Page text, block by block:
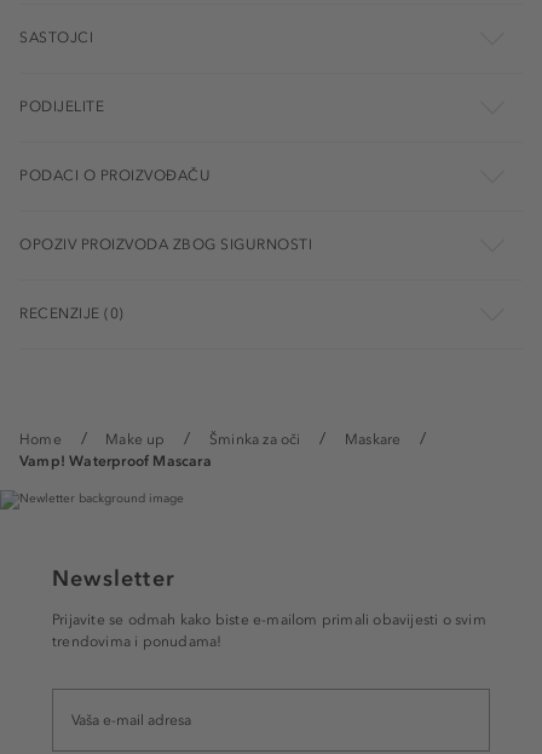
Home Make up Šminka za oči
Maskare
Vamp! Waterproof Mascara
SASTOJCI
PODIJELITE
PODACI O PROIZVOĐAČU
OPOZIV PROIZVODA ZBOG SIGURNOSTI
RECENZIJE (0)
Newsletter
Prijavite se odmah kako biste e-mailom primali obavijesti o svim
trendovima i ponudama!